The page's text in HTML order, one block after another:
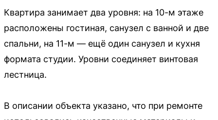
Квартира занимает два уровня: на 10-м этаже
расположены гостиная, санузел с ванной и две
спальни, на 11-м — ещё один санузел и кухня
формата студии. Уровни соединяет винтовая
лестница.
В описании объекта указано, что при ремонте